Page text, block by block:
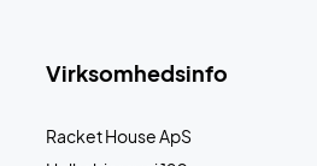
Virksomhedsinfo
Racket House ApS